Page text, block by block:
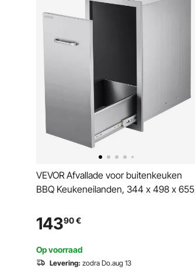
VEVOR Afvallade voor buitenkeuken
BBQ Keukeneilanden, 344 x 498 x 655
binnen, Multifunctionele roestvrijstalen
keukenladen voor propaangasflessen,
Max. 25 kg (Geen afvalbakken)
14390€
Op voorraad
Levering: zodra Do.aug 13